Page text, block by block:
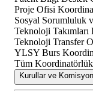
Proje Ofisi
Sosyal Sorumluluk
Teknoloji
Teknoloji Transfer
YLSY Burs
Tüm
Kurullar ve